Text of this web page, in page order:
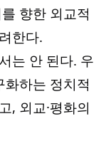
향한 외교적
한다.
는 안 된다. 우
하는 정치적
, 외교·평화의